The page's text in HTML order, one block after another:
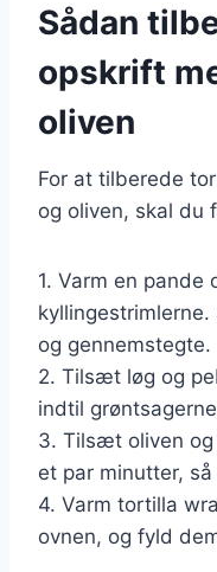
Sådan
opskrift
oliven
For at tilberede
og oliven, skal du
1. Varm en
og gennemstegte.
2. Tilsæt løg og
indtil
3. Tilsæt oliven
et par minutter,
4. Varm tortilla
ovnen, og fyld